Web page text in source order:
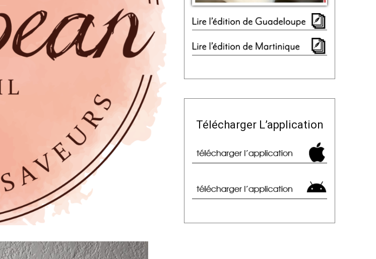
Télécharger L’application